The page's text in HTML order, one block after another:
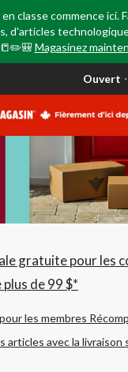
classe commence ici.
d'articles
Magasinez
votre
est
AB,
Ouvert,
Fermeture
à
22:00
changer
Ouvert
gratuite pour les
de 99 $*
les membres
articles avec la livraison